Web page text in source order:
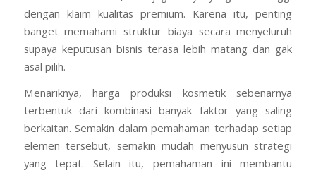
dengan klaim kualitas premium. Karena itu, penting
banget memahami struktur biaya secara menyeluruh
supaya keputusan bisnis terasa lebih matang dan gak
asal pilih.
Menariknya, harga produksi kosmetik sebenarnya
terbentuk dari kombinasi banyak faktor yang saling
berkaitan. Semakin dalam pemahaman terhadap setiap
elemen tersebut, semakin mudah menyusun strategi
yang tepat. Selain itu, pemahaman ini membantu